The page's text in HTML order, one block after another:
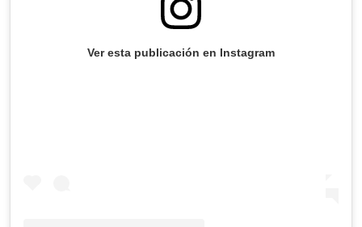
Ver esta publicación en Instagram